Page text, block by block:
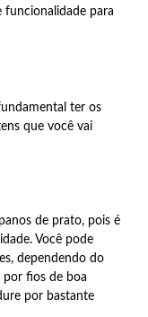
funcionalidade para
ter os
que você vai
de prato, pois é
Você pode
dependendo do
por fios de boa
por bastante